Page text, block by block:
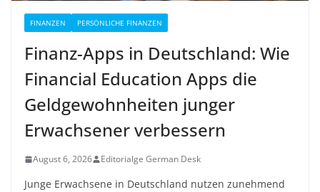
FINANZEN PERSÖNLICHE FINANZEN
Finanz-Apps in Deutschland: Wie
Financial Education Apps die
Geldgewohnheiten junger
Erwachsener verbessern
August 6, 2026 Editorialge German Desk
Junge Erwachsene in Deutschland nutzen zunehmend